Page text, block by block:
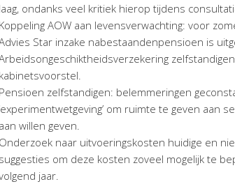
laag, ondanks veel kritiek hierop tijdens
Koppeling AOW aan levensverwachting: voor
Star inzake nabestaandenpensioen is
kabinetsvoorstel.
Pensioen zelfstandigen: belemmeringen
om ruimte te geven aan
aan willen geven.
Onderzoek naar uitvoeringskosten huidige en
suggesties om deze kosten zoveel mogelijk te
jaar.